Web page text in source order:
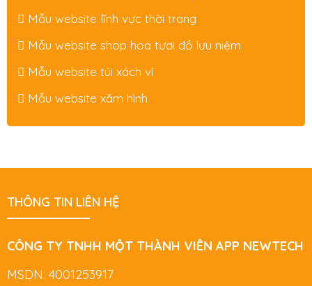
Mẫu website lĩnh vực thời trang
Mẫu website shop hoa tươi đồ lưu niệm
Mẫu website túi xách ví
Mẫu website xăm hình
THÔNG TIN LIÊN HỆ
CÔNG TY TNHH MỘT THÀNH VIÊN APP NEWTECH
MSDN: 4001253917